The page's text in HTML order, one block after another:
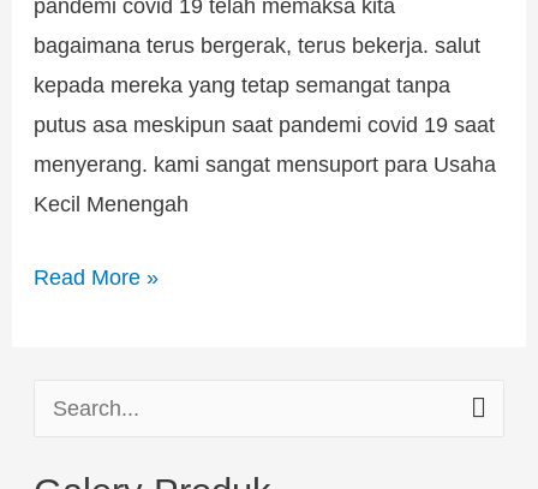
pandemi covid 19 telah memaksa kita
bagaimana terus bergerak, terus bekerja. salut
kepada mereka yang tetap semangat tanpa
putus asa meskipun saat pandemi covid 19 saat
menyerang. kami sangat mensuport para Usaha
Kecil Menengah
Read More »